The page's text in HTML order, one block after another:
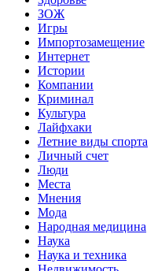
ЗОЖ
Игры
Импортозамещение
Интернет
Истории
Компании
Криминал
Культура
Лайфхаки
Летние виды спорта
Личный счет
Люди
Места
Мнения
Мода
Народная медицина
Наука
Наука и техника